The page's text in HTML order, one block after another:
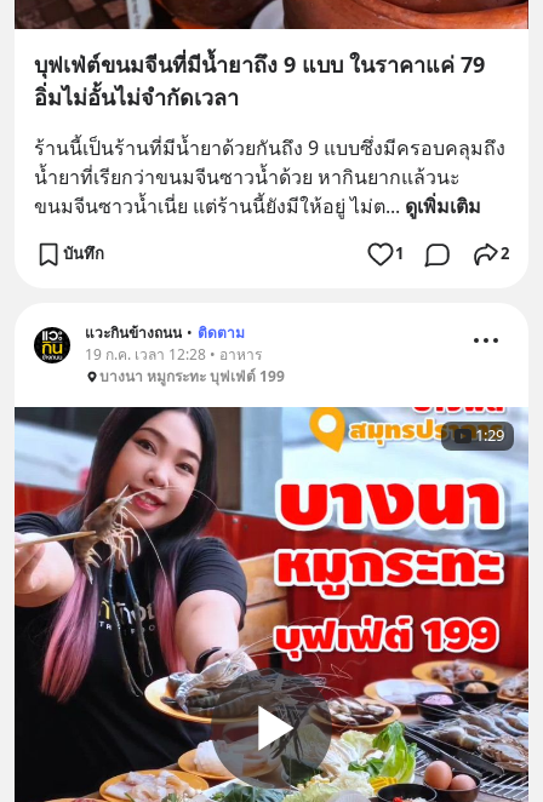
บุฟเฟ่ต์ขนมจีนที่มีน้ำยาถึง 9 แบบ ในราคาแค่ 79
อิ่มไม่อั้นไม่จำกัดเวลา
ร้านนี้เป็นร้านที่มีน้ำยาด้วยกันถึง 9 แบบซึ่งมีครอบคลุมถึง
น้ำยาที่เรียกว่าขนมจีนซาวน้ำด้วย หากินยากแล้วนะ
ขนมจีนซาวน้ำเนี่ย แต่ร้านนี้ยังมีให้อยู่ ไม่ต... ดูเพิ่มเติม
บันทึก 1 2
แวะกินข้างถนน • ติดตาม
19 ก.ค. เวลา 12:28 • อาหาร
บางนา หมูกระทะ บุฟเฟ่ต์ 199
1:29